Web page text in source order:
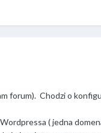
forum). Chodzi o
( jedna